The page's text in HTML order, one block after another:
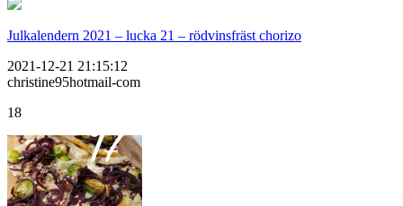
Julkalendern 2021 – lucka 21 – rödvinsfräst chorizo
2021-12-21 21:15:12
christine95hotmail-com
18